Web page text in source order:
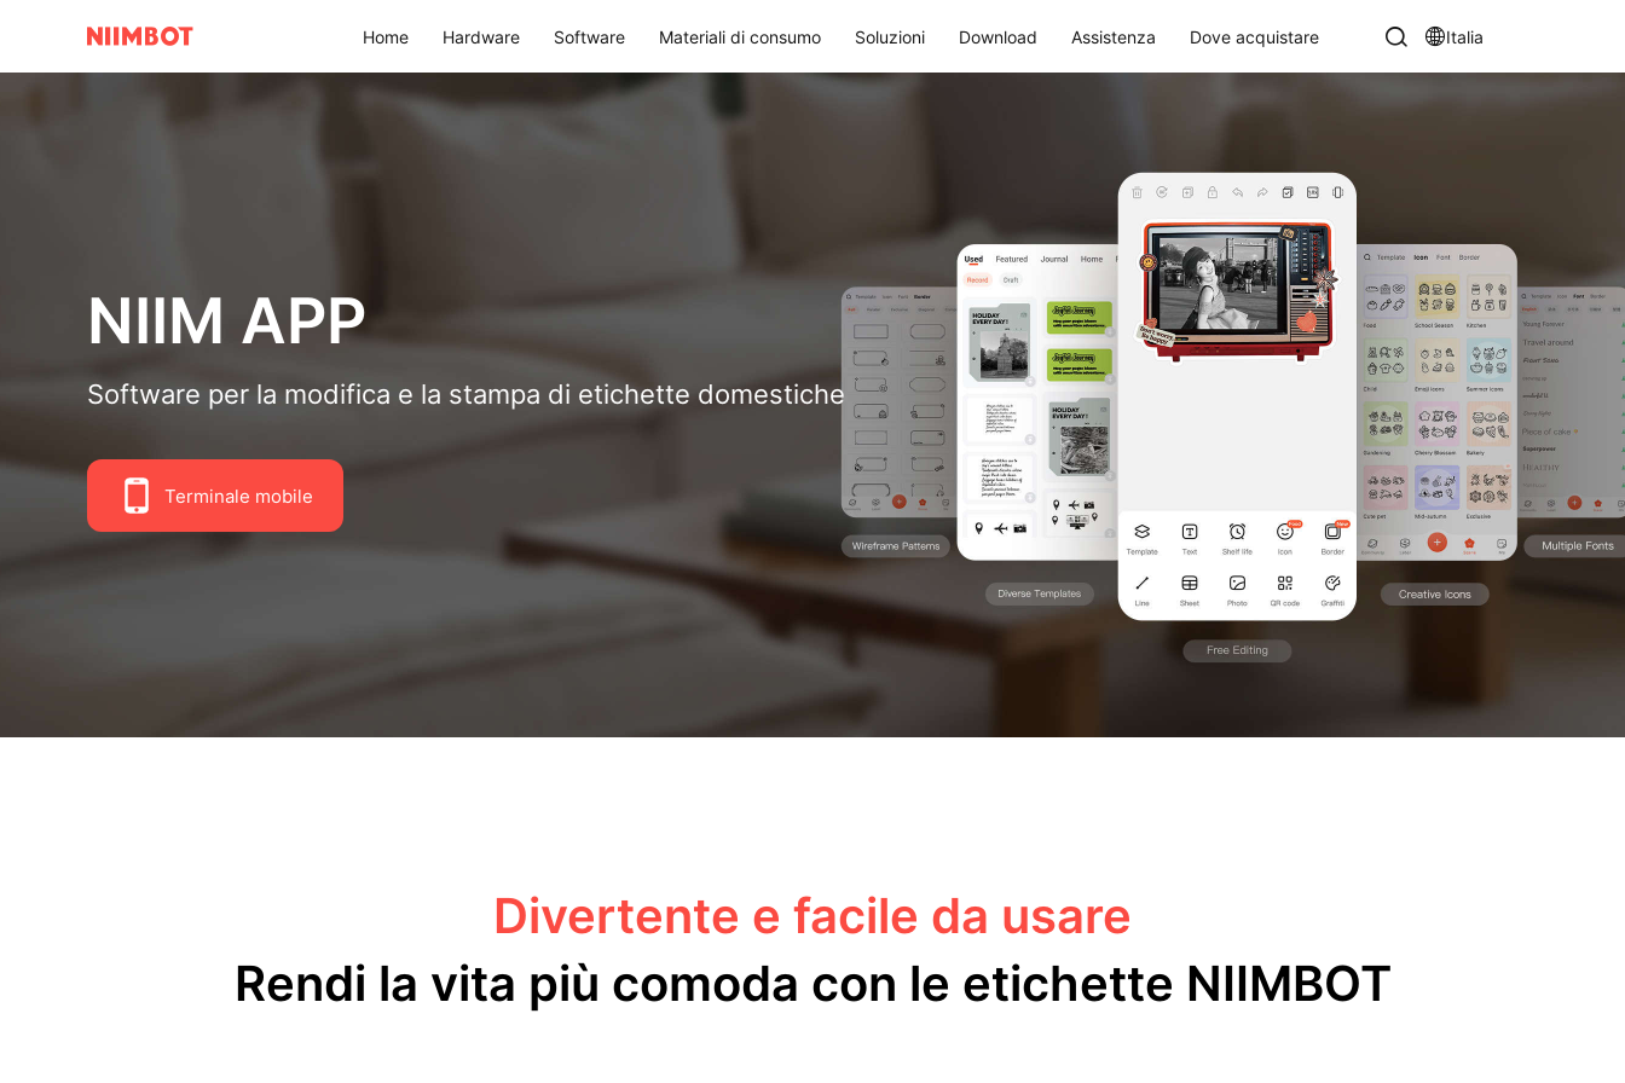
Home Hardware Software Materiali di consumo Soluzioni Download Assistenza Dove acquistare Italia
NIIM APP
Software per la modifica e la stampa di etichette domestiche
Terminale mobile
Divertente e facile da usare
Rendi la vita più comoda con le etichette NIIMBOT